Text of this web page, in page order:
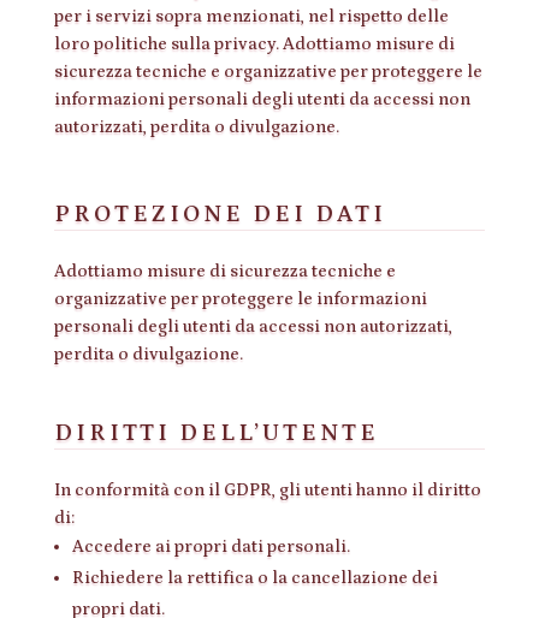
per i servizi sopra menzionati, nel rispetto delle
loro politiche sulla privacy. Adottiamo misure di
sicurezza tecniche e organizzative per proteggere le
informazioni personali degli utenti da accessi non
autorizzati, perdita o divulgazione.
PROTEZIONE DEI DATI
Adottiamo misure di sicurezza tecniche e
organizzative per proteggere le informazioni
personali degli utenti da accessi non autorizzati,
perdita o divulgazione.
DIRITTI DELL’UTENTE
In conformità con il GDPR, gli utenti hanno il diritto
di:
Accedere ai propri dati personali.
Richiedere la rettifica o la cancellazione dei
propri dati.